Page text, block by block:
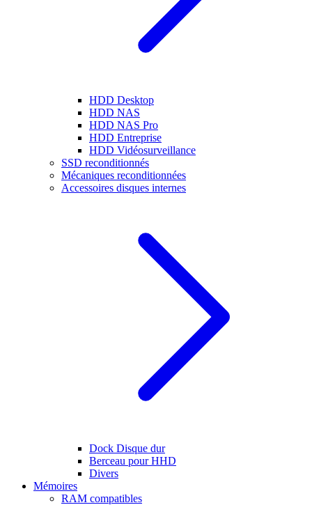
HDD Desktop
HDD NAS
HDD NAS Pro
HDD Entreprise
HDD Vidéosurveillance
SSD reconditionnés
Mécaniques reconditionnées
Accessoires disques internes
Dock Disque dur
Berceau pour HHD
Divers
Mémoires
RAM compatibles